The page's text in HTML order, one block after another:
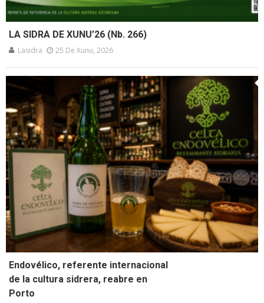
LA SIDRA DE XUNU’26 (Nb. 266)
Lasidra 25 De Xunu, 2026
Endovélico, referente internacional
de la cultura sidrera, reabre en
Porto